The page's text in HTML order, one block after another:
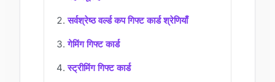
सर्वश्रेष्ठ वर्ल्ड कप गिफ्ट कार्ड श्रेणियाँ
गेमिंग गिफ्ट कार्ड
स्ट्रीमिंग गिफ्ट कार्ड